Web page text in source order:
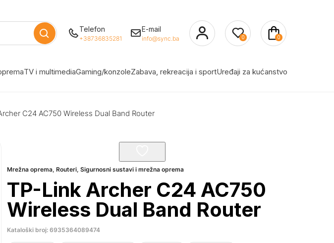
Telefon
+38736835281
E-mail
info@sync.ba 0 0
TV i multimediaGaming/konzoleZabava, rekreacija i sportUređaji za kućanstvo
C24 AC750 Wireless Dual Band Router
Mrežna oprema,Routeri,Sigurnosni sustavi i mrežna oprema
TP-Link Archer C24 AC750
Wireless Dual Band Router
Kataloški broj: 6935364089474